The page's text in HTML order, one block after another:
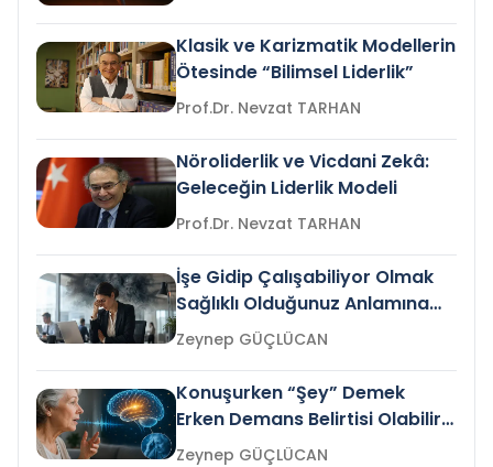
Klasik ve Karizmatik Modellerin
Ötesinde “Bilimsel Liderlik”
Prof.Dr. Nevzat TARHAN
Nöroliderlik ve Vicdani Zekâ:
Geleceğin Liderlik Modeli
Prof.Dr. Nevzat TARHAN
İşe Gidip Çalışabiliyor Olmak
Sağlıklı Olduğunuz Anlamına
Gelir mi?Zeynep GÜÇLÜCAN
Konuşurken “Şey” Demek
Erken Demans Belirtisi Olabilir
mi?
Zeynep GÜÇLÜCAN